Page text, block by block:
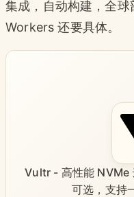
集成，自动构建，全
Workers 还要具体。
Vultr - 高性能 NVMe
可选，支持